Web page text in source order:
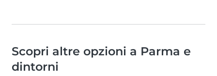
Scopri altre opzioni a Parma e
dintorni